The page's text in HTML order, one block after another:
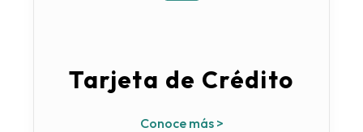
Tarjeta de Crédito
Conoce más >